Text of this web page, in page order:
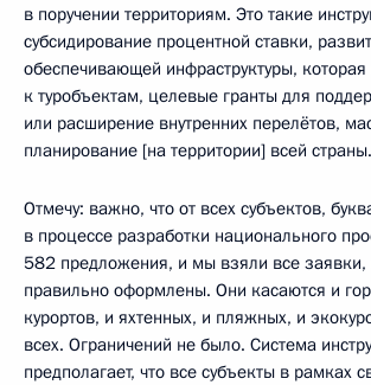
в поручении территориям. Это такие
субсидирование процентной ставки,
обеспечивающей инфраструктуры, которая
к туробъектам, целевые гранты для
или расширение внутренних перелётов,
планирование [на территории] всей страны.
Отмечу: важно, что от всех субъектов,
в процессе разработки национального
582 предложения, и мы взяли все
правильно оформлены. Они касаются и
курортов, и яхтенных, и пляжных, и
всех. Ограничений не было. Система
предполагает, что все субъекты в рамках